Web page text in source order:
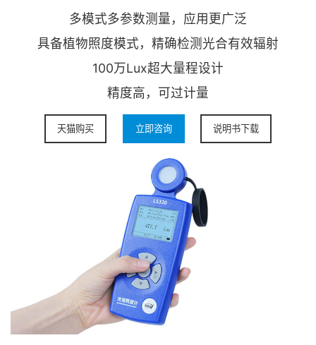
多模式多参数测量，应用更广泛
具备植物照度模式，精确检测光合有效辐射
100万Lux超大量程设计
精度高，可过计量
天猫购买 立即咨询 说明书下载